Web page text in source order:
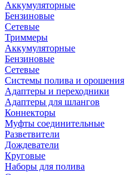
Аккумуляторные
Бензиновые
Сетевые
Триммеры
Аккумуляторные
Бензиновые
Сетевые
Системы полива и орошения
Адаптеры и переходники
Адаптеры для шлангов
Коннекторы
Муфты соединительные
Разветвители
Дождеватели
Круговые
Наборы для полива